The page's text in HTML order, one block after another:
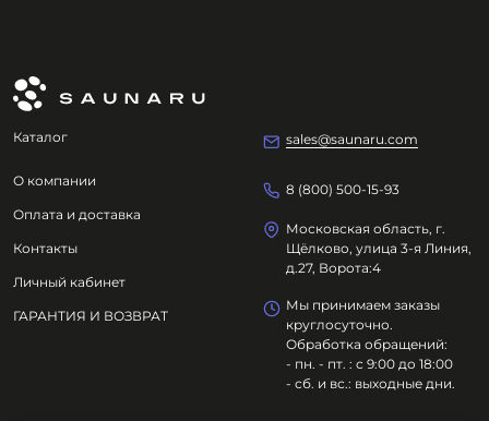
Каталог
О компании
Оплата и доставка
Контакты
Личный кабинет
ГАРАНТИЯ И ВОЗВРАТ
sales@saunaru.com
8 (800) 500-15-93
Московская область, г.
Щёлково, улица 3-я Линия,
д.27, Ворота:4
Мы принимаем заказы
круглосуточно.
Обработка обращений:
- пн. - пт. : с 9:00 до 18:00
- сб. и вс.: выходные дни.